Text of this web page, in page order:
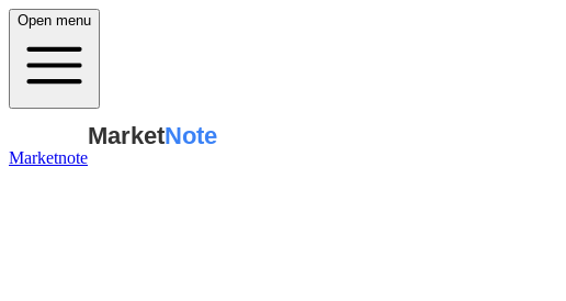
Open menu
Marketnote
MarketNote